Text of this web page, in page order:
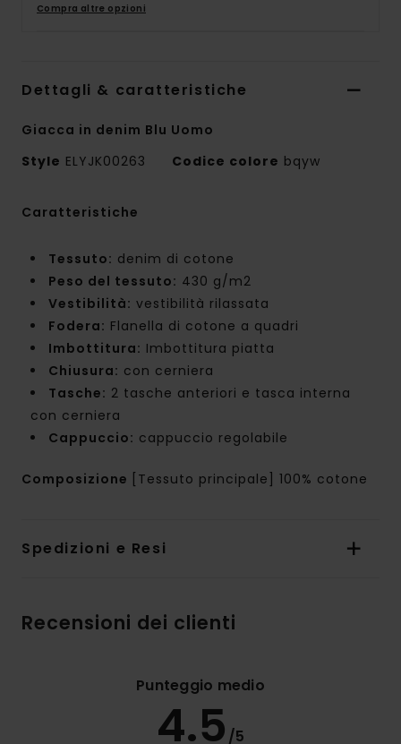
Compra altre opzioni
Dettagli & caratteristiche
Giacca in denim Blu Uomo
Style ELYJK00263 Codice colore bqyw
Caratteristiche
Tessuto: denim di cotone
Peso del tessuto: 430 g/m2
Vestibilità: vestibilità rilassata
Fodera: Flanella di cotone a quadri
Imbottitura: Imbottitura piatta
Chiusura: con cerniera
Tasche: 2 tasche anteriori e tasca interna
con cerniera
Cappuccio: cappuccio regolabile
Composizione [Tessuto principale] 100% cotone
Spedizioni e Resi
Recensioni dei clienti
Punteggio medio
4.5 /5